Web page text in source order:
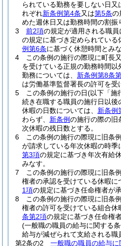
られている勤務を要しない日
れぞれ新条例第4条又は第5条の
めた週休日又は勤務時間の割振
3
前2項の規定が適用される職
の規定に基づき定められている
例第6条に基づく休憩時間とみな
4
この条例の施行の際現に町長
を受けている正規の勤務時間
勤務については、 新条例第8条
は労働基準監督署長の許可を受
5
この条例の施行の日(以下「施
続き在職する職員の施行日以
休暇の日数については、 新条例
わらず、 新条例の施行の際の旧
次休暇の残日数とする。
6
この条例の施行の際現に旧条
が請求している年次休暇の時季
第3項の規定に基づき年次有給
みなす。
7
この条例の施行の際現に旧条
権者の承認を受けている休暇に
1項の規定に基づき任命権者が
8
この条例の施行の際現に旧条
権者の許可を受けている組合休
条第2項の規定に基づき任命権
(一般職の職員の給与に関する
給与が減ぜられて支給される職
第2条の2
一般職の職員の給与